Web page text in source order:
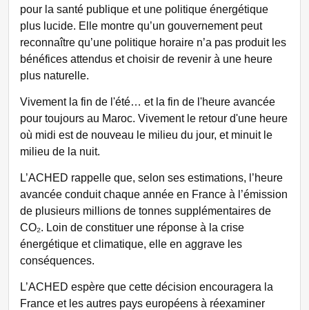
pour la santé publique et une politique énergétique
plus lucide. Elle montre qu’un gouvernement peut
reconnaître qu’une politique horaire n’a pas produit les
bénéfices attendus et choisir de revenir à une heure
plus naturelle.
Vivement la fin de l'été… et la fin de l'heure avancée
pour toujours au Maroc. Vivement le retour d'une heure
où midi est de nouveau le milieu du jour, et minuit le
milieu de la nuit.
L’ACHED rappelle que, selon ses estimations, l’heure
avancée conduit chaque année en France à l’émission
de plusieurs millions de tonnes supplémentaires de
CO₂. Loin de constituer une réponse à la crise
énergétique et climatique, elle en aggrave les
conséquences.
L’ACHED espère que cette décision encouragera la
France et les autres pays européens à réexaminer